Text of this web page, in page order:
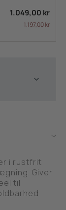
1.049,00 kr
1.197,00 kr
i rustfrit
Giver
til